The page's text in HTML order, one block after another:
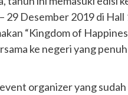
Desember 2019 di Hall
“Kingdom of
ke negeri yang
organizer yang sudah